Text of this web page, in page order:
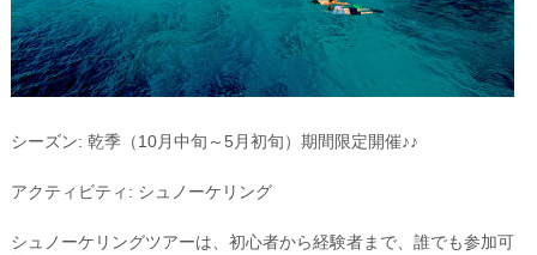
シーズン: 乾季（10月中旬～5月初旬）期間限定開催♪♪
アクティビティ: シュノーケリング
シュノーケリングツアーは、初心者から経験者まで、誰でも参加可